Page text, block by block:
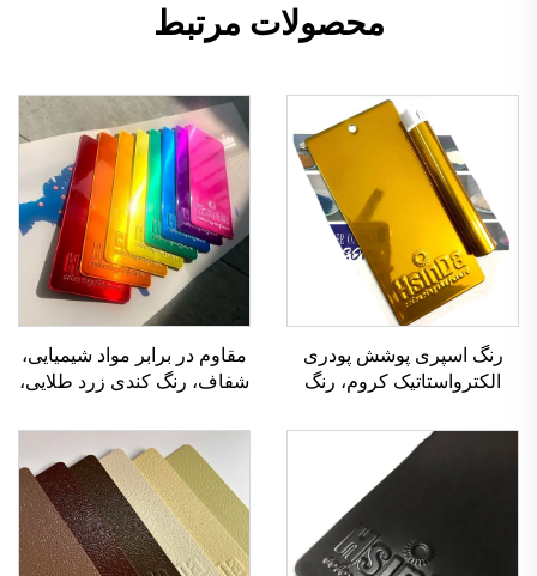
محصولات مرتبط
رنگ اسپری پوشش پودری
الکترواستاتیک کروم، رنگ
حرارت و مواد شیمیایی،
اکسید نشدنی، برای ساخت
فلزات
مقاوم در برابر مواد شیمیایی،
شفاف، رنگ کندی زرد طلایی،
پلی‌استر، تولیدکننده در چین